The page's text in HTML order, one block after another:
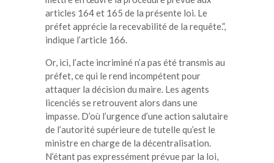
articles 164 et 165 de la présente loi. Le
préfet apprécie la recevabilité de la requête.”,
indique l’article 166.
Or, ici, l’acte incriminé n’a pas été transmis au
préfet, ce qui le rend incompétent pour
attaquer la décision du maire. Les agents
licenciés se retrouvent alors dans une
impasse. D’où l’urgence d’une action salutaire
de l’autorité supérieure de tutelle qu’est le
ministre en charge de la décentralisation.
N’étant pas expressément prévue par la loi,